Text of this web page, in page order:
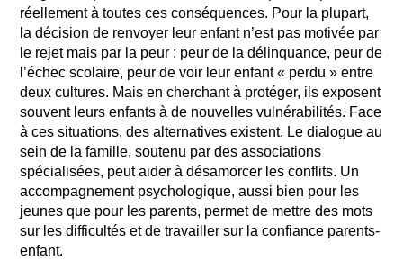
réellement à toutes ces conséquences. Pour la plupart,
la décision de renvoyer leur enfant n’est pas motivée par
le rejet mais par la peur : peur de la délinquance, peur de
l’échec scolaire, peur de voir leur enfant « perdu » entre
deux cultures. Mais en cherchant à protéger, ils exposent
souvent leurs enfants à de nouvelles vulnérabilités. Face
à ces situations, des alternatives existent. Le dialogue au
sein de la famille, soutenu par des associations
spécialisées, peut aider à désamorcer les conflits. Un
accompagnement psychologique, aussi bien pour les
jeunes que pour les parents, permet de mettre des mots
sur les difficultés et de travailler sur la confiance parents-
enfant.